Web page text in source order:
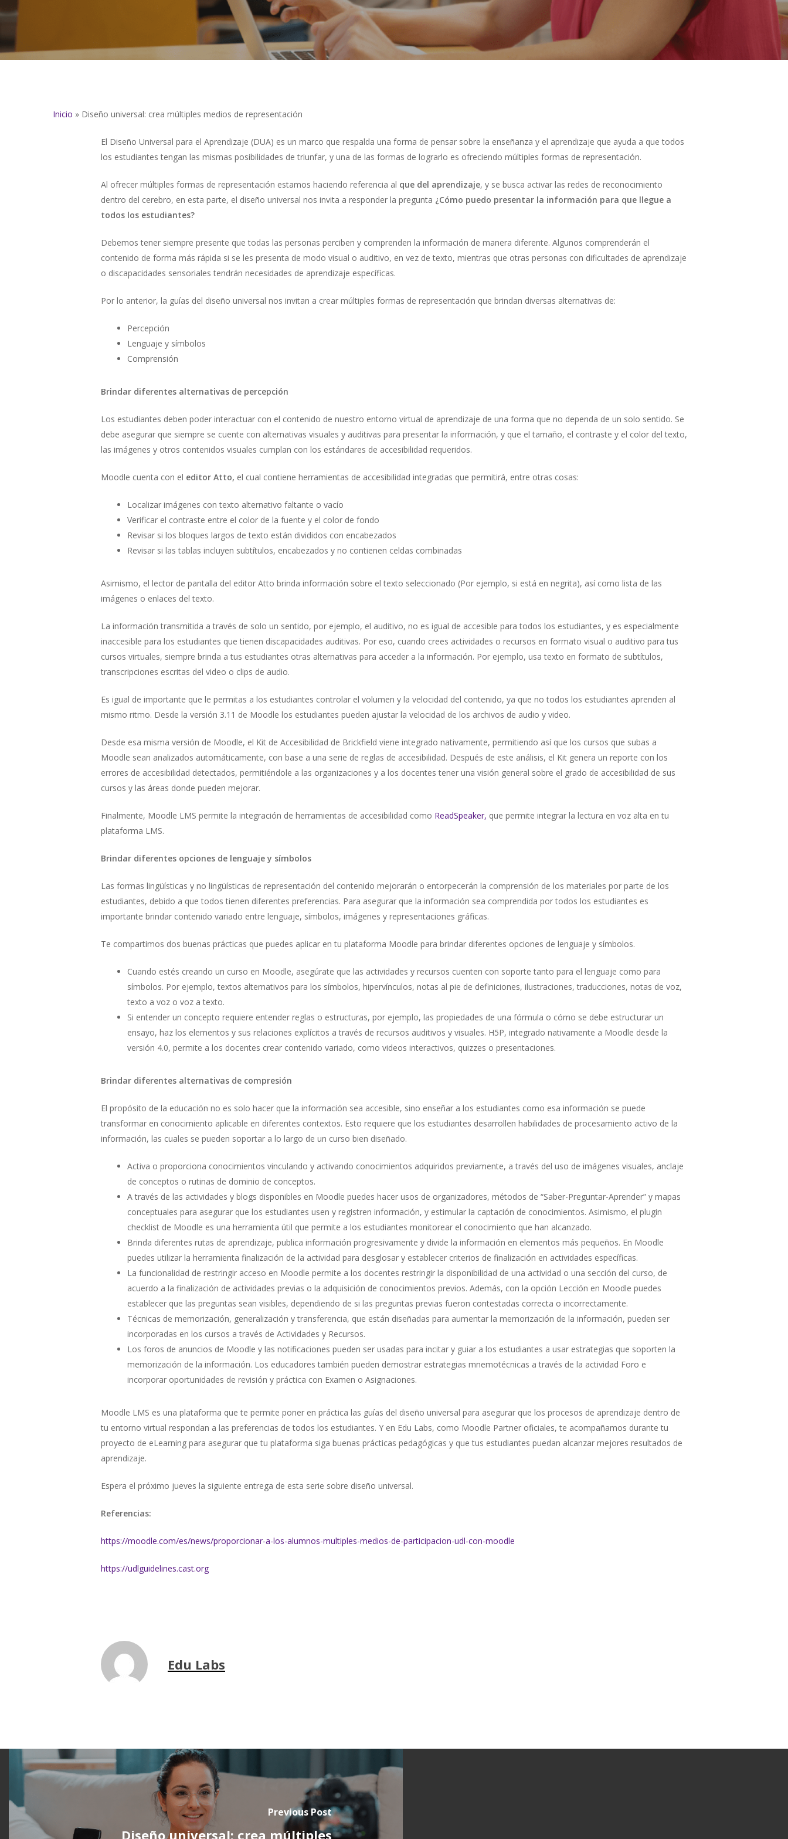
Inicio » Diseño universal: crea múltiples medios de representación
El Diseño Universal para el Aprendizaje (DUA) es un marco que respalda una forma de pensar sobre la enseñanza y el aprendizaje que ayuda a que todos
los estudiantes tengan las mismas posibilidades de triunfar, y una de las formas de lograrlo es ofreciendo múltiples formas de representación.
Al ofrecer múltiples formas de representación estamos haciendo referencia al que del aprendizaje, y se busca activar las redes de reconocimiento
dentro del cerebro, en esta parte, el diseño universal nos invita a responder la pregunta ¿Cómo puedo presentar la información para que llegue a
todos los estudiantes?
Debemos tener siempre presente que todas las personas perciben y comprenden la información de manera diferente. Algunos comprenderán el
contenido de forma más rápida si se les presenta de modo visual o auditivo, en vez de texto, mientras que otras personas con dificultades de aprendizaje
o discapacidades sensoriales tendrán necesidades de aprendizaje específicas.
Por lo anterior, la guías del diseño universal nos invitan a crear múltiples formas de representación que brindan diversas alternativas de:
Percepción
Lenguaje y símbolos
Comprensión
Brindar diferentes alternativas de percepción
Los estudiantes deben poder interactuar con el contenido de nuestro entorno virtual de aprendizaje de una forma que no dependa de un solo sentido. Se
debe asegurar que siempre se cuente con alternativas visuales y auditivas para presentar la información, y que el tamaño, el contraste y el color del texto,
las imágenes y otros contenidos visuales cumplan con los estándares de accesibilidad requeridos.
Moodle cuenta con el editor Atto, el cual contiene herramientas de accesibilidad integradas que permitirá, entre otras cosas:
Localizar imágenes con texto alternativo faltante o vacío
Verificar el contraste entre el color de la fuente y el color de fondo
Revisar si los bloques largos de texto están divididos con encabezados
Revisar si las tablas incluyen subtítulos, encabezados y no contienen celdas combinadas
Asimismo, el lector de pantalla del editor Atto brinda información sobre el texto seleccionado (Por ejemplo, si está en negrita), así como lista de las
imágenes o enlaces del texto.
La información transmitida a través de solo un sentido, por ejemplo, el auditivo, no es igual de accesible para todos los estudiantes, y es especialmente
inaccesible para los estudiantes que tienen discapacidades auditivas. Por eso, cuando crees actividades o recursos en formato visual o auditivo para tus
cursos virtuales, siempre brinda a tus estudiantes otras alternativas para acceder a la información. Por ejemplo, usa texto en formato de subtítulos,
transcripciones escritas del video o clips de audio.
Es igual de importante que le permitas a los estudiantes controlar el volumen y la velocidad del contenido, ya que no todos los estudiantes aprenden al
mismo ritmo. Desde la versión 3.11 de Moodle los estudiantes pueden ajustar la velocidad de los archivos de audio y video.
Desde esa misma versión de Moodle, el Kit de Accesibilidad de Brickfield viene integrado nativamente, permitiendo así que los cursos que subas a
Moodle sean analizados automáticamente, con base a una serie de reglas de accesibilidad. Después de este análisis, el Kit genera un reporte con los
errores de accesibilidad detectados, permitiéndole a las organizaciones y a los docentes tener una visión general sobre el grado de accesibilidad de sus
cursos y las áreas donde pueden mejorar.
Finalmente, Moodle LMS permite la integración de herramientas de accesibilidad como ReadSpeaker, que permite integrar la lectura en voz alta en tu
plataforma LMS.
Brindar diferentes opciones de lenguaje y símbolos
Las formas lingüísticas y no lingüísticas de representación del contenido mejorarán o entorpecerán la comprensión de los materiales por parte de los
estudiantes, debido a que todos tienen diferentes preferencias. Para asegurar que la información sea comprendida por todos los estudiantes es
importante brindar contenido variado entre lenguaje, símbolos, imágenes y representaciones gráficas.
Te compartimos dos buenas prácticas que puedes aplicar en tu plataforma Moodle para brindar diferentes opciones de lenguaje y símbolos.
Cuando estés creando un curso en Moodle, asegúrate que las actividades y recursos cuenten con soporte tanto para el lenguaje como para
símbolos. Por ejemplo, textos alternativos para los símbolos, hipervínculos, notas al pie de definiciones, ilustraciones, traducciones, notas de voz,
texto a voz o voz a texto.
Si entender un concepto requiere entender reglas o estructuras, por ejemplo, las propiedades de una fórmula o cómo se debe estructurar un
ensayo, haz los elementos y sus relaciones explícitos a través de recursos auditivos y visuales. H5P, integrado nativamente a Moodle desde la
versión 4.0, permite a los docentes crear contenido variado, como videos interactivos, quizzes o presentaciones.
Brindar diferentes alternativas de compresión
El propósito de la educación no es solo hacer que la información sea accesible, sino enseñar a los estudiantes como esa información se puede
transformar en conocimiento aplicable en diferentes contextos. Esto requiere que los estudiantes desarrollen habilidades de procesamiento activo de la
información, las cuales se pueden soportar a lo largo de un curso bien diseñado.
Activa o proporciona conocimientos vinculando y activando conocimientos adquiridos previamente, a través del uso de imágenes visuales, anclaje
de conceptos o rutinas de dominio de conceptos.
A través de las actividades y blogs disponibles en Moodle puedes hacer usos de organizadores, métodos de “Saber-Preguntar-Aprender” y mapas
conceptuales para asegurar que los estudiantes usen y registren información, y estimular la captación de conocimientos. Asimismo, el plugin
checklist de Moodle es una herramienta útil que permite a los estudiantes monitorear el conocimiento que han alcanzado.
Brinda diferentes rutas de aprendizaje, publica información progresivamente y divide la información en elementos más pequeños. En Moodle
puedes utilizar la herramienta finalización de la actividad para desglosar y establecer criterios de finalización en actividades específicas.
La funcionalidad de restringir acceso en Moodle permite a los docentes restringir la disponibilidad de una actividad o una sección del curso, de
acuerdo a la finalización de actividades previas o la adquisición de conocimientos previos. Además, con la opción Lección en Moodle puedes
establecer que las preguntas sean visibles, dependiendo de si las preguntas previas fueron contestadas correcta o incorrectamente.
Técnicas de memorización, generalización y transferencia, que están diseñadas para aumentar la memorización de la información, pueden ser
incorporadas en los cursos a través de Actividades y Recursos.
Los foros de anuncios de Moodle y las notificaciones pueden ser usadas para incitar y guiar a los estudiantes a usar estrategias que soporten la
memorización de la información. Los educadores también pueden demostrar estrategias mnemotécnicas a través de la actividad Foro e
incorporar oportunidades de revisión y práctica con Examen o Asignaciones.
Moodle LMS es una plataforma que te permite poner en práctica las guías del diseño universal para asegurar que los procesos de aprendizaje dentro de
tu entorno virtual respondan a las preferencias de todos los estudiantes. Y en Edu Labs, como Moodle Partner oficiales, te acompañamos durante tu
proyecto de eLearning para asegurar que tu plataforma siga buenas prácticas pedagógicas y que tus estudiantes puedan alcanzar mejores resultados de
aprendizaje.
Espera el próximo jueves la siguiente entrega de esta serie sobre diseño universal.
Referencias:
https://moodle.com/es/news/proporcionar-a-los-alumnos-multiples-medios-de-participacion-udl-con-moodle
https://udlguidelines.cast.org
Edu Labs
Previous Post
Diseño universal: crea múltiples